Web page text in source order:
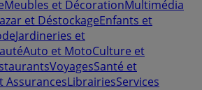
Meubles et DécorationMultimédia
et DéstockageEnfants et
Jardineries et
Auto et MotoCulture et
VoyagesSanté et
AssurancesLibrairiesServices